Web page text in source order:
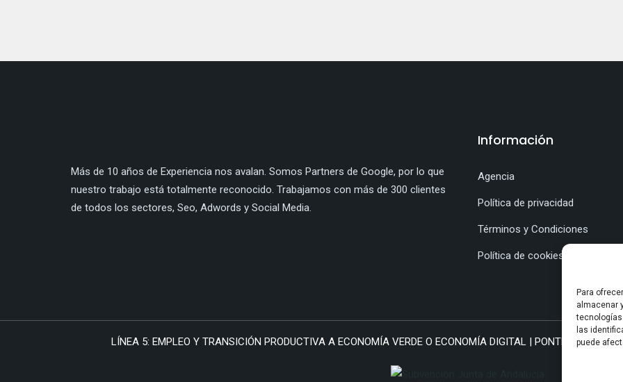
Para
almacenar
las
puede
Más de 10 años de Experiencia nos avalan. Somos Partners de Google, por lo que
nuestro trabajo está totalmente reconocido. Trabajamos con más de 300 clientes
de todos los sectores, Seo, Adwords y Social Media.
Información
Agencia
Política de privacidad
Términos y Condiciones
Política de cookies (UE)
LÍNEA 5: EMPLEO Y TRANSICIÓN PRODUCTIVA A ECONOMÍA VERDE O ECONOMÍA DIGITAL | PONTE SAL